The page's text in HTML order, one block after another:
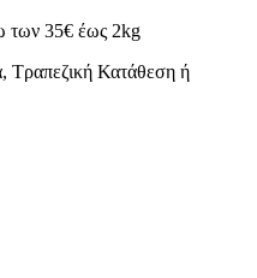
των 35€ έως 2kg
Τραπεζική Κατάθεση ή